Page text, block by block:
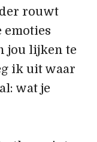
rouwt
emoties
jou lijken te
ik uit waar
wat je